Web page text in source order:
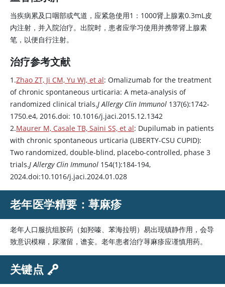
当疾病累及口咽部或气道，应紧急使用1：1000肾上腺素0.3mL皮
内注射，并入院治疗。出院时，患者应学习使用并携带肾上腺素
笔，以便自行注射。
治疗参考文献
1.Zhao ZT, Ji CM, Yu WJ, et al: Omalizumab for the treatment
of chronic spontaneous urticaria: A meta-analysis of
randomized clinical trials.J Allergy Clin Immunol 137(6):1742-
1750.e4, 2016.doi: 10.1016/j.jaci.2015.12.1342
2.Maurer M, Casale TB, Saini SS, et al: Dupilumab in patients
with chronic spontaneous urticaria (LIBERTY-CSU CUPID):
Two randomized, double-blind, placebo-controlled, phase 3
trials.J Allergy Clin Immunol 154(1):184-194,
2024.doi:10.1016/j.jaci.2024.01.028
老年医学精要：荨麻疹
老年人口服抗组胺药（如羟嗪、苯海拉明）易出现镇静作用，会导
致意识模糊，尿潴留，谵妄。老年患者治疗荨麻疹应谨慎用药。
关键点